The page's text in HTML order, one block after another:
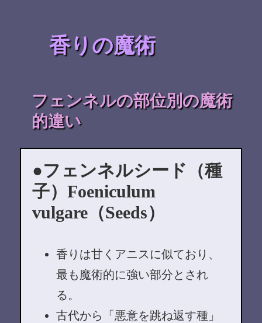
香りの魔術
フェンネルの部位別の魔術
的違い
フェンネルシード（種
子）Foeniculum
vulgare（Seeds）
香りは甘くアニスに似ており、
最も魔術的に強い部分とされ
る。
古代から「悪意を跳ね返す種」